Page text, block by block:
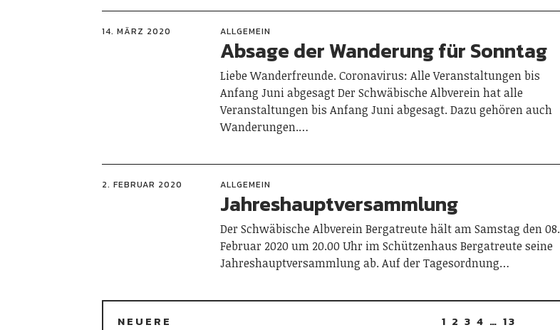
14. MÄRZ 2020 ALLGEMEIN
Absage der Wanderung für Sonntag
Liebe Wanderfreunde. Coronavirus: Alle Veranstaltungen bis
Anfang Juni abgesagt Der Schwäbische Albverein hat alle
Veranstaltungen bis Anfang Juni abgesagt. Dazu gehören auch
Wanderungen.…
2. FEBRUAR 2020 ALLGEMEIN
Jahreshauptversammlung
Der Schwäbische Albverein Bergatreute hält am Samstag den 08.
Februar 2020 um 20.00 Uhr im Schützenhaus Bergatreute seine
Jahreshauptversammlung ab. Auf der Tagesordnung…
NEUERE 1 2 3 4 … 13